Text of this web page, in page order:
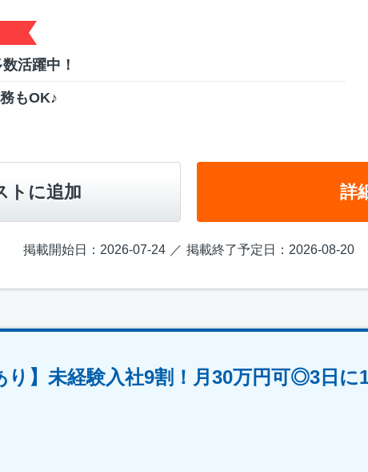
活躍中！
もOK♪
トに追加 詳
掲載開始日：2026-07-24 掲載終了予定日：2026-08-20
り】未経験入社9割！月30万円可◎3日